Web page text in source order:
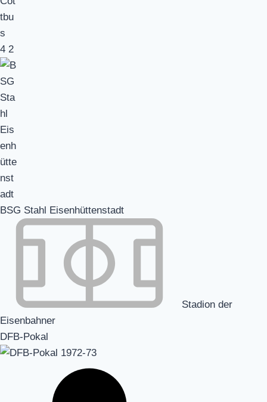
4 2
BSG Stahl Eisenhüttenstadt
Stadion der
Eisenbahner
DFB-Pokal